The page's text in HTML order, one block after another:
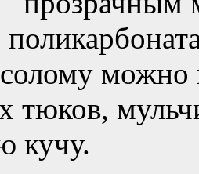
можно
тюков,
кучу.